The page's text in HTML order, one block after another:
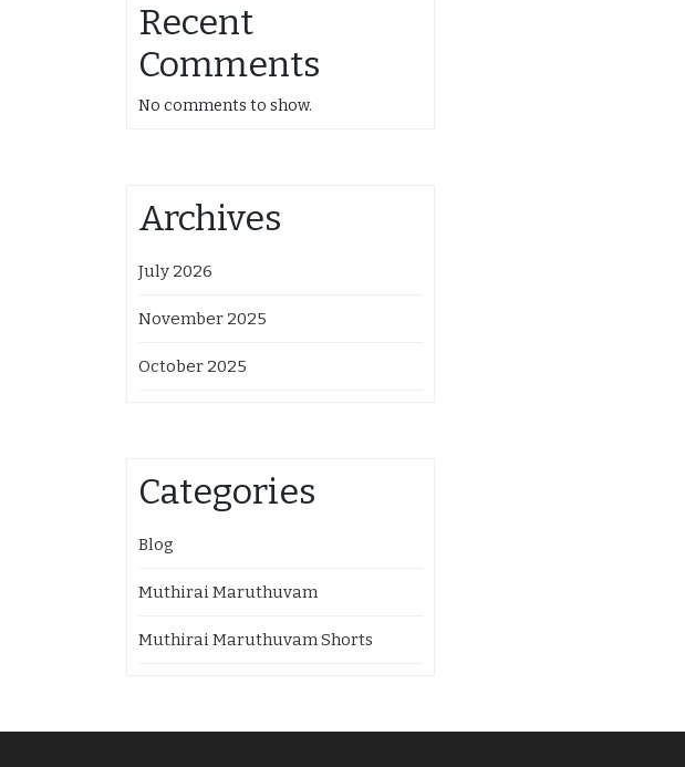
Recent
Comments
No comments to show.
Archives
July 2026
November 2025
October 2025
Categories
Blog
Muthirai Maruthuvam
Muthirai Maruthuvam Shorts